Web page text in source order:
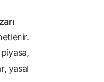
yasal